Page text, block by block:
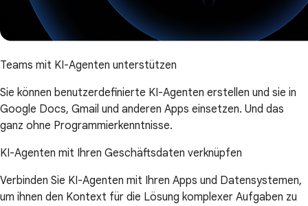
Teams mit KI-Agenten unterstützen
Sie können benutzerdefinierte KI-Agenten erstellen und sie in
Google Docs, Gmail und anderen Apps einsetzen. Und das
ganz ohne Programmierkenntnisse.
KI-Agenten mit Ihren Geschäftsdaten verknüpfen
Verbinden Sie KI-Agenten mit Ihren Apps und Datensystemen,
um ihnen den Kontext für die Lösung komplexer Aufgaben zu